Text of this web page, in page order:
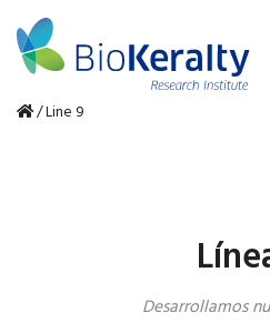
/Line 9
Desarrollamos